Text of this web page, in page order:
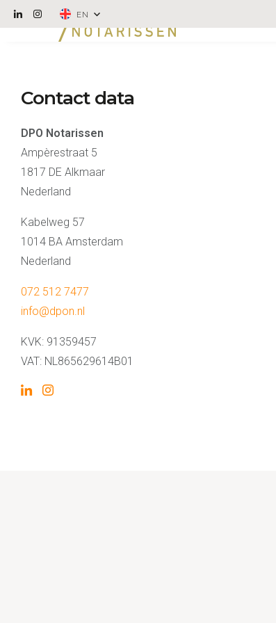
EN
Contact data
DPO Notarissen
Ampèrestraat 5
1817 DE Alkmaar
Nederland
Kabelweg 57
1014 BA Amsterdam
Nederland
072 512 7477
info@dpon.nl
KVK: 91359457
VAT: NL865629614B01